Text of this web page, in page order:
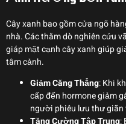
Cây xanh bao gồm cửa ngõ
nhà. Các thăm dò nghiên cứu
giáp mặt cạnh cây xanh giúp
tâm cảnh.
Giảm Căng Thẳng: Khi
cấp đến hormone giảm
người phiêu lưu thư
Tăng Cường Tập Trung: